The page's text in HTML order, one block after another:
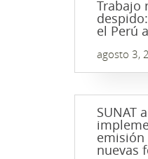
Trabajo
el Perú
agosto 3,
SUNAT
emisión
nuevas